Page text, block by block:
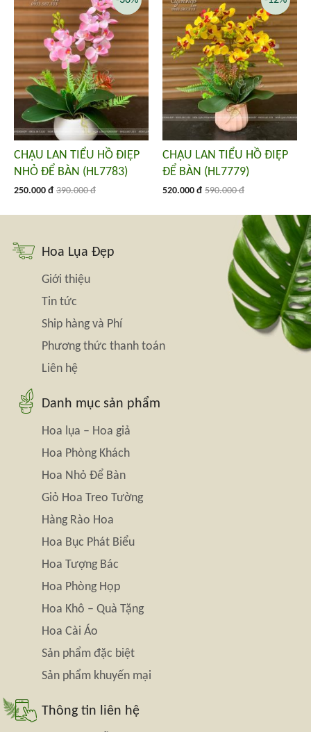
CHẬU LAN TIỂU HỒ ĐIỆP
NHỎ ĐỂ BÀN (HL7783)
250.000 đ 390.000 đ
CHẬU LAN TIỂU HỒ ĐIỆP
ĐỂ BÀN (HL7779)
520.000 đ 590.000 đ
Hoa Lụa Đẹp
Giới thiệu
Tin tức
Ship hàng và Phí
Phương thức thanh toán
Liên hệ
Danh mục sản phẩm
Hoa lụa – Hoa giả
Hoa Phòng Khách
Hoa Nhỏ Để Bàn
Giỏ Hoa Treo Tường
Hàng Rào Hoa
Hoa Bục Phát Biểu
Hoa Tượng Bác
Hoa Phòng Họp
Hoa Khô – Quà Tặng
Hoa Cài Áo
Sản phẩm đặc biệt
Sản phẩm khuyến mại
Thông tin liên hệ